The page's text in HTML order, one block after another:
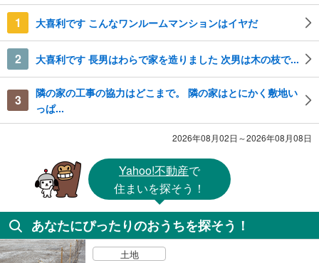
1 大喜利です こんなワンルームマンションはイヤだ
2 大喜利です 長男はわらで家を造りました 次男は木の枝で...
3
隣の家の工事の協力はどこまで。 隣の家はとにかく敷地い
っぱ...
2026年08月02日～2026年08月08日
Yahoo!不動産で
住まいを探そう！
あなたにぴったりのおうちを探そう！
土地